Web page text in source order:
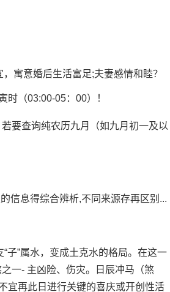
寓意婚后生活富足;夫妻感情和睦？
时（03:00-05：00）！
要查询纯农历九月（如九月初一及以
信息得综合辨析,不同来源存再区别...
子”属水，变成土克水的格局。在这一
一- 主凶险、伤灾。日辰冲马（煞
宜再此日进行关键的喜庆或开创性活